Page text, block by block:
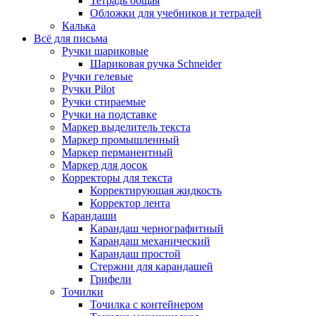
Обложки для учебников и тетрадей
Калька
Всё для письма
Ручки шариковые
Шариковая ручка Schneider
Ручки гелевые
Ручки Pilot
Ручки стираемые
Ручки на подставке
Маркер выделитель текста
Маркер промышленный
Маркер перманентный
Маркер для досок
Корректоры для текста
Корректирующая жидкость
Корректор лента
Карандаши
Карандаш чернографитный
Карандаш механический
Карандаш простой
Стержни для карандашей
Грифели
Точилки
Точилка с контейнером